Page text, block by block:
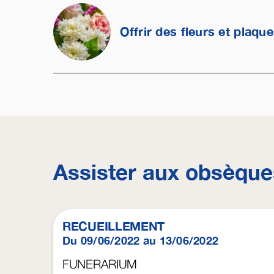
Offrir des fleurs et
Assister aux
RECUEILLEMENT
Du 09/06/2022 au 13/06/2022
FUNERARIUM